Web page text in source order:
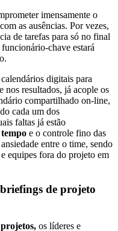
imensamente o
as ausências. Por vezes,
de tarefas para só no final
chave estará
digitais para
nos resultados, já acople os
compartilhado on-line,
cada um dos
faltas já estão
tempo e o controle fino das
entre o time, sendo
equipes fora do projeto em
de projeto
os líderes e